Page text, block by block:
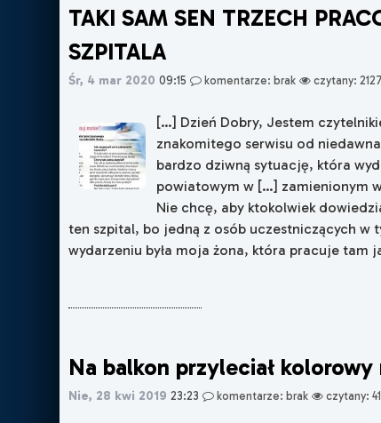
TAKI SAM SEN TRZECH
SZPITALA
Śr, 4 mar 2020 09:15 komentarze: brak czytany:
[…] Dzień Dobry, Jestem
znakomitego serwisu od
bardzo dziwną sytuację, która
powiatowym w […] zamienionym
Nie chcę, aby ktokolwiek
ten szpital, bo jedną z osób uczestniczących w
wydarzeniu była moja żona, która pracuje tam
Na balkon przyleciał
Nie, 28 kwi 2019 23:23 komentarze: brak czytany: